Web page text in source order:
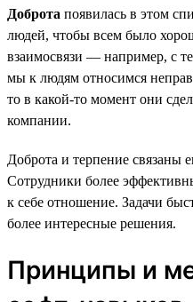
Доброта появилась в этом
людей, чтобы всем было
взаимосвязи — например, с
мы к людям относимся
то в какой-то момент они
компании.
Доброта и терпение связаны
Сотрудники более
к себе отношение. Задачи
более интересные решения.
Принципы и